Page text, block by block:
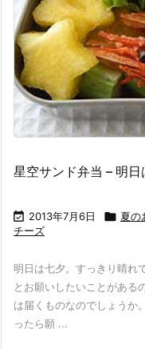
星空サンド弁当 – 明
 2013年7月6日  夏の
チーズ
明日は七夕。すっきり晴れ
とお願いしたいことがある
は届くものなのでしょうか
ったら願 ...